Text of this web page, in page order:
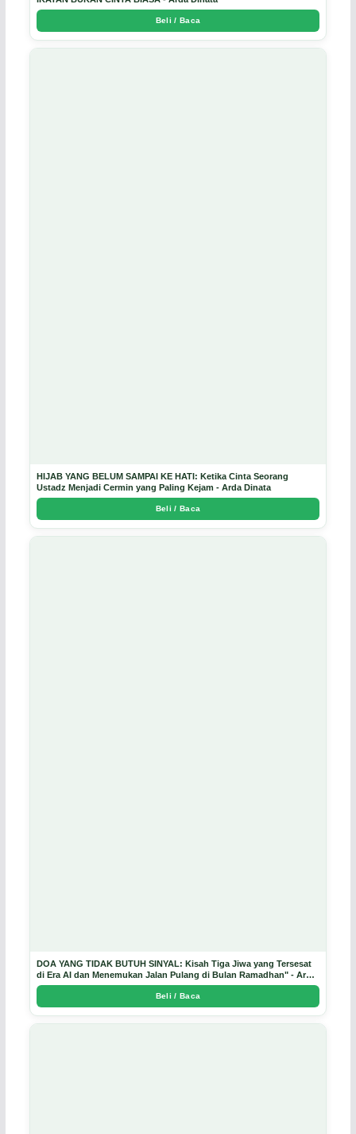
Beli / Baca
HIJAB YANG BELUM SAMPAI KE HATI: Ketika Cinta Seorang
Ustadz Menjadi Cermin yang Paling Kejam - Arda Dinata
Beli / Baca
DOA YANG TIDAK BUTUH SINYAL: Kisah Tiga Jiwa yang Tersesat
di Era AI dan Menemukan Jalan Pulang di Bulan Ramadhan" - Arda
Dinata
Beli / Baca